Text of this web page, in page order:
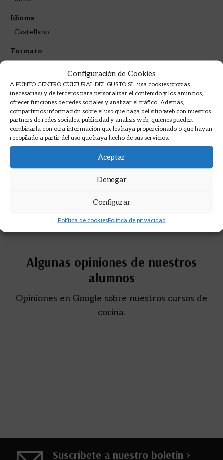
Configuración de Cookies
A PUNTO CENTRO CULTURAL DEL GUSTO SL, usa cookies propias
(necesarias) y de terceros para personalizar el contenido y los anuncios,
ofrecer funciones de redes sociales y analizar el tráfico. Además,
compartimos información sobre el uso que haga del sitio web con nuestros
partners de redes sociales, publicidad y análisis web, quienes pueden
combinarla con otra información que les haya proporcionado o que hayan
recopilado a partir del uso que haya hecho de sus servicios.
Aceptar
Denegar
Configurar
Política de cookiesPolítica de privacidad
Idioma
Castellano
Formato
Sinopsis
La cocina griega sabe a buena sal de sus mares
azules, a aceite de oliva de fruta dorada, a pan
fresco y auténtico, uniendo de esta manera el
«María muestra la importancia que tiene la cocina
griega en la historia y cultura de su país».
Algunas opiniones de nuestros
alumnos
Opiniones en Google sobre nuestros cursos de
cocina.
Suscríbete a nuestro boletín >